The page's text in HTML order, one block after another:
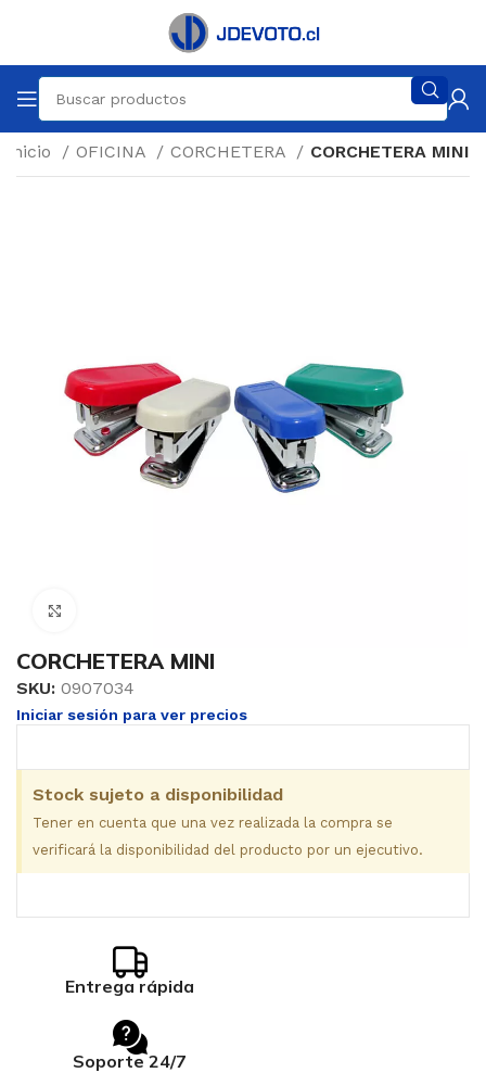
Inicio OFICINA CORCHETERA CORCHETERA MINI
CORCHETERA MINI
SKU: 0907034
Iniciar sesión para ver precios
Stock sujeto a disponibilidad
Tener en cuenta que una vez realizada la compra se
verificará la disponibilidad del producto por un ejecutivo.
Entrega rápida
Soporte 24/7